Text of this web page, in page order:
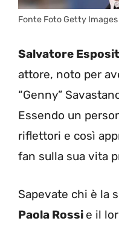
Fonte Foto Getty Images
Salvatore
attore, noto per
“Genny”
Essendo un
riflettori e così
fan sulla sua vita
Sapevate chi è la
Paola Rossi e il